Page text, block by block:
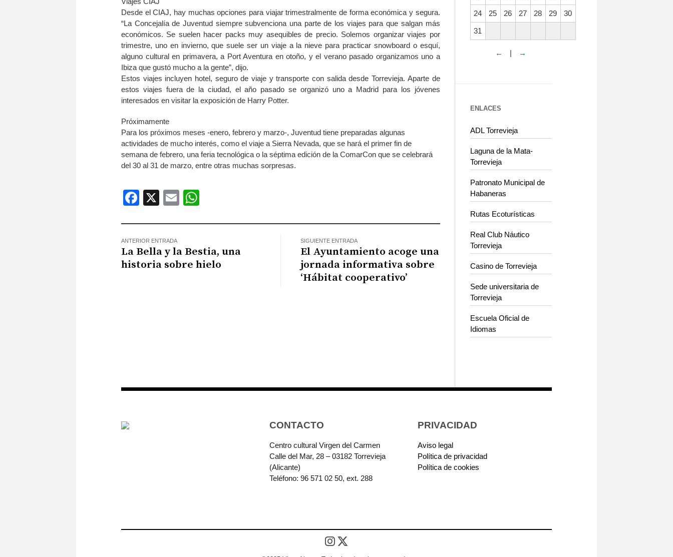
Desde el CIAJ, hay muchas opciones para viajar trimestralmente de forma económica y segura.
“La Concejalía de Juventud siempre subvenciona una parte de los viajes para que salgan más
económicos. Se suelen hacer packs muy asequibles de precio. Solemos organizar viajes por
trimestre, uno en invierno, que suele ser un viaje a la nieve para practicar snowboard o esquí,
alguno cultural en primavera, a Port Aventura en otoño, y el verano pasado organizamos uno a
Ibiza que gustó mucho a la gente”, dijo.
Estos viajes incluyen hotel, seguro de viaje y transporte con salida desde Torrevieja. Aparte de
estos viajes fuera de la ciudad, el año pasado se organizó uno a Madrid para los jóvenes
interesados en visitar la exposición de Harry Potter.
Próximamente
Para los próximos meses -enero, febrero y marzo-, Juventud tiene preparadas algunas
actividades de mucho interés, como el viaje a Sierra Nevada, que se hará el primer fin de
semana de febrero, una feria tecnológica o la séptima edición de la ComarCon que se celebrará
del 30 al 31 de marzo, entre otras muchas sorpresas.
Facebook
X Email
ANTERIOR ENTRADA
La Bella y la Bestia, una
historia sobre hielo
SIGUIENTE ENTRADA
El Ayuntamiento acoge una
jornada informativa sobre
‘Hábitat cooperativo’
24 25 26 27 28 29 30
31
← | →
ENLACES
ADL Torrevieja
Laguna de la Mata-
Torrevieja
Patronato Municipal de
Habaneras
Rutas Ecoturísticas
Real Club Náutico
Torrevieja
Casino de Torrevieja
Sede universitaria de
Torrevieja
Escuela Oficial de
Idiomas
CONTACTO
Centro cultural Virgen del Carmen
Calle del Mar, 28 – 03182 Torrevieja
(Alicante)
Teléfono: 96 571 02 50, ext. 288
PRIVACIDAD
Aviso legal
Política de privacidad
Política de cookies